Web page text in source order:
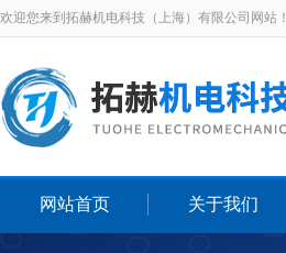
欢迎您来到拓赫机电科技（上海）有限公司网站！
网站首页 关于我们